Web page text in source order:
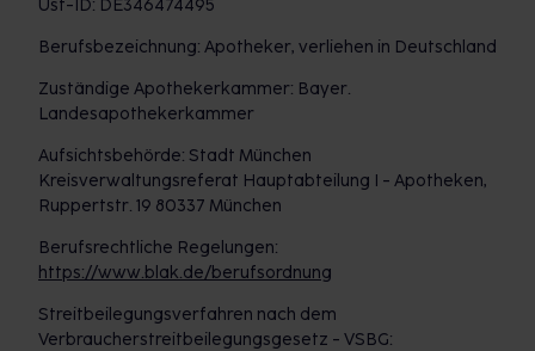
Ust-ID: DE346474495
Berufsbezeichnung: Apotheker, verliehen in Deutschland
Zuständige Apothekerkammer: Bayer.
Landesapothekerkammer
Aufsichtsbehörde: Stadt München
Kreisverwaltungsreferat Hauptabteilung I - Apotheken,
Ruppertstr. 19 80337 München
Berufsrechtliche Regelungen:
https://www.blak.de/berufsordnung
Streitbeilegungsverfahren nach dem
Verbraucherstreitbeilegungsgesetz - VSBG: